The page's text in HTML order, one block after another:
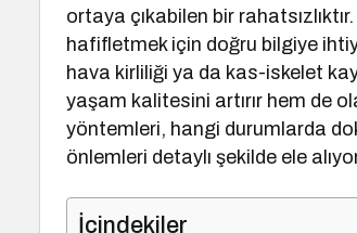
ortaya çıkabilen bir
hafifletmek için doğru bilgiye
hava kirliliği ya da kas-iskelet
yaşam kalitesini artırır hem de
yöntemleri, hangi durumlarda
önlemleri detaylı şekilde ele
İçindekiler